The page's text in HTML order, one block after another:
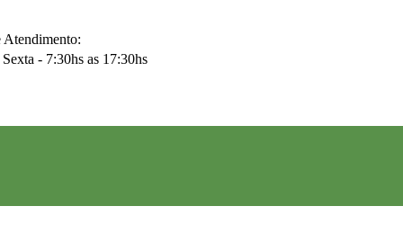
Atendimento:
Sexta - 7:30hs as 17:30hs